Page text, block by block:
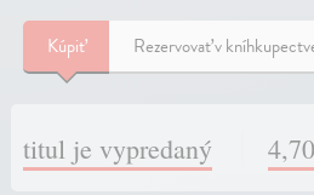
Kúpiť Rezervovať v
titul je vypredaný